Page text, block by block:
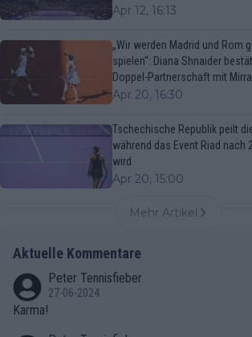
Apr 12, 16:13
„Wir werden Madrid und Rom
spielen“: Diana Shnaider
Doppel-Partnerschaft mit
Apr 20, 16:30
Tschechische Republik peilt
während das Event Riad nach
wird
Apr 20, 15:00
Mehr Artikel
Aktuelle Kommentare
Peter Tennisfieber
27-06-2024
Karma!